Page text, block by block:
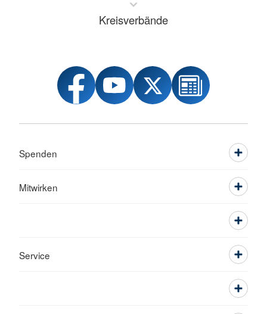
Kreisverbände
Spenden
Mitwirken
Service